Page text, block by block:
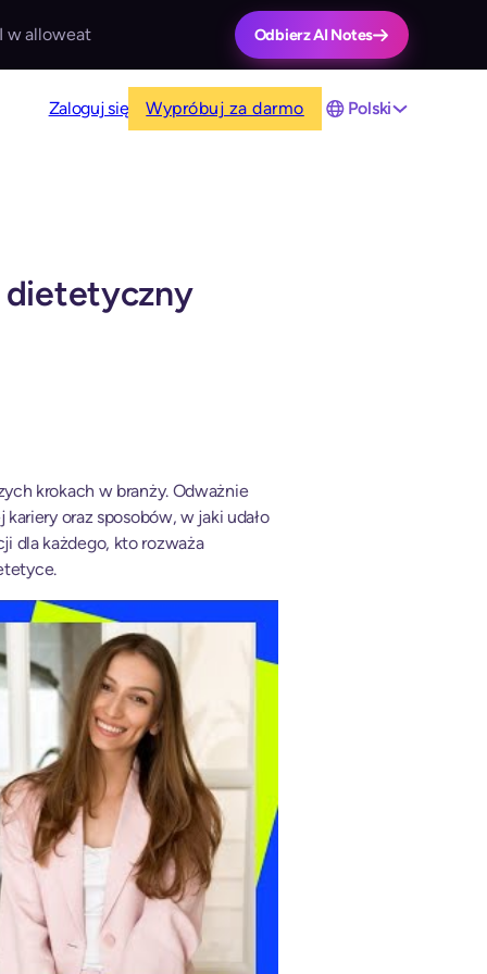
w alloweat Odbierz AI Notes
Zaloguj się Wypróbuj za darmo Polski
dietetyczny
krokach w branży. Odważnie
oraz sposobów, w jaki udało
dla każdego, kto rozważa